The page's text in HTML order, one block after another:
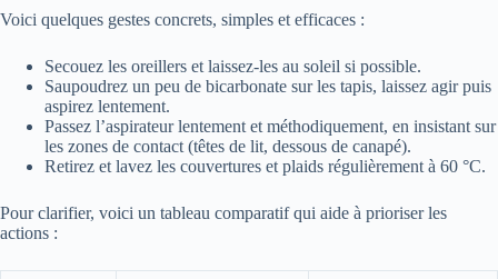
Voici quelques gestes concrets, simples et efficaces :
Secouez les oreillers et laissez-les au soleil si possible.
Saupoudrez un peu de bicarbonate sur les tapis, laissez agir puis
aspirez lentement.
Passez l’aspirateur lentement et méthodiquement, en insistant sur
les zones de contact (têtes de lit, dessous de canapé).
Retirez et lavez les couvertures et plaids régulièrement à 60 °C.
Pour clarifier, voici un tableau comparatif qui aide à prioriser les
actions :